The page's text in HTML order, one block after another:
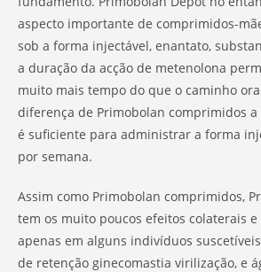
aspecto importante de comprimidos-
sob a forma injectável, enantato,
a duração da acção de metenolona
muito mais tempo do que o caminho
diferença de Primobolan comprimidos
é suficiente para administrar a forma
por semana.
Assim como Primobolan comprimidos,
tem os muito poucos efeitos colaterais e
apenas em alguns indivíduos
de retenção ginecomastia virilização, e